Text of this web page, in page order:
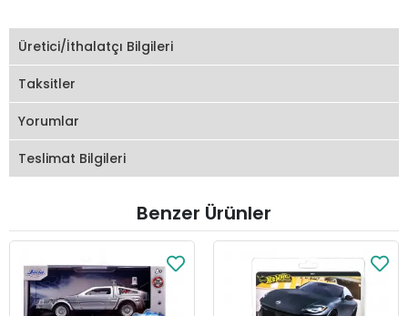
Üretici/İthalatçı Bilgileri
Taksitler
Yorumlar
Teslimat Bilgileri
Benzer Ürünler